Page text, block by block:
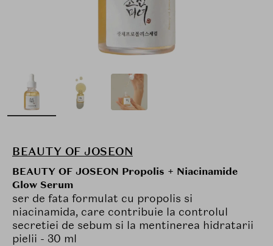
BEAUTY OF JOSEON
BEAUTY OF JOSEON Propolis + Niacinamide
Glow Serum
ser de fata formulat cu propolis si
niacinamida, care contribuie la controlul
secretiei de sebum si la mentinerea hidratarii
pielii - 30 ml